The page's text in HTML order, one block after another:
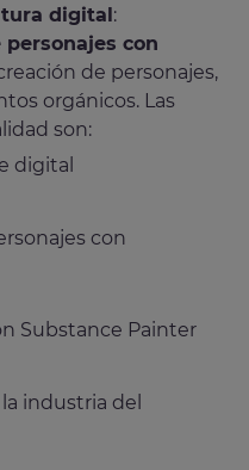
digital:
personajes con
de personajes,
orgánicos. Las
son:
digital
con
Substance Painter
industria del